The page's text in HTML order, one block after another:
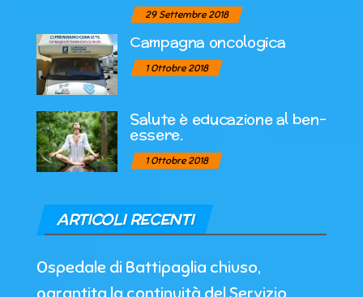
29 Settembre 2018
Campagna oncologica
1 Ottobre 2018
Salute è educazione al ben-
essere.
1 Ottobre 2018
ARTICOLI RECENTI
Ospedale di Battipaglia chiuso,